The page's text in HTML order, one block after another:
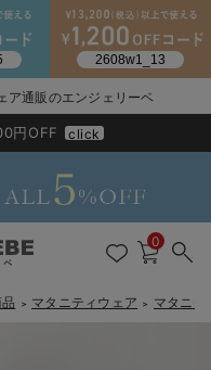
ア通販のエンジェリーベ
円以上で送料無料
円OFF
click
0
＞ マタニティウェア ＞ マタニテ